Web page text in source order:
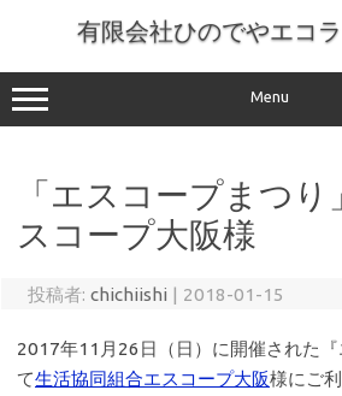
へ
ス
有限会社ひのでやエコ
Menu
「エスコープまつ
スコープ大阪様
投稿者: chichiishi | 2018-01-15
2017年11月26日（日）に開催された
て生活協同組合エスコープ大阪様にご